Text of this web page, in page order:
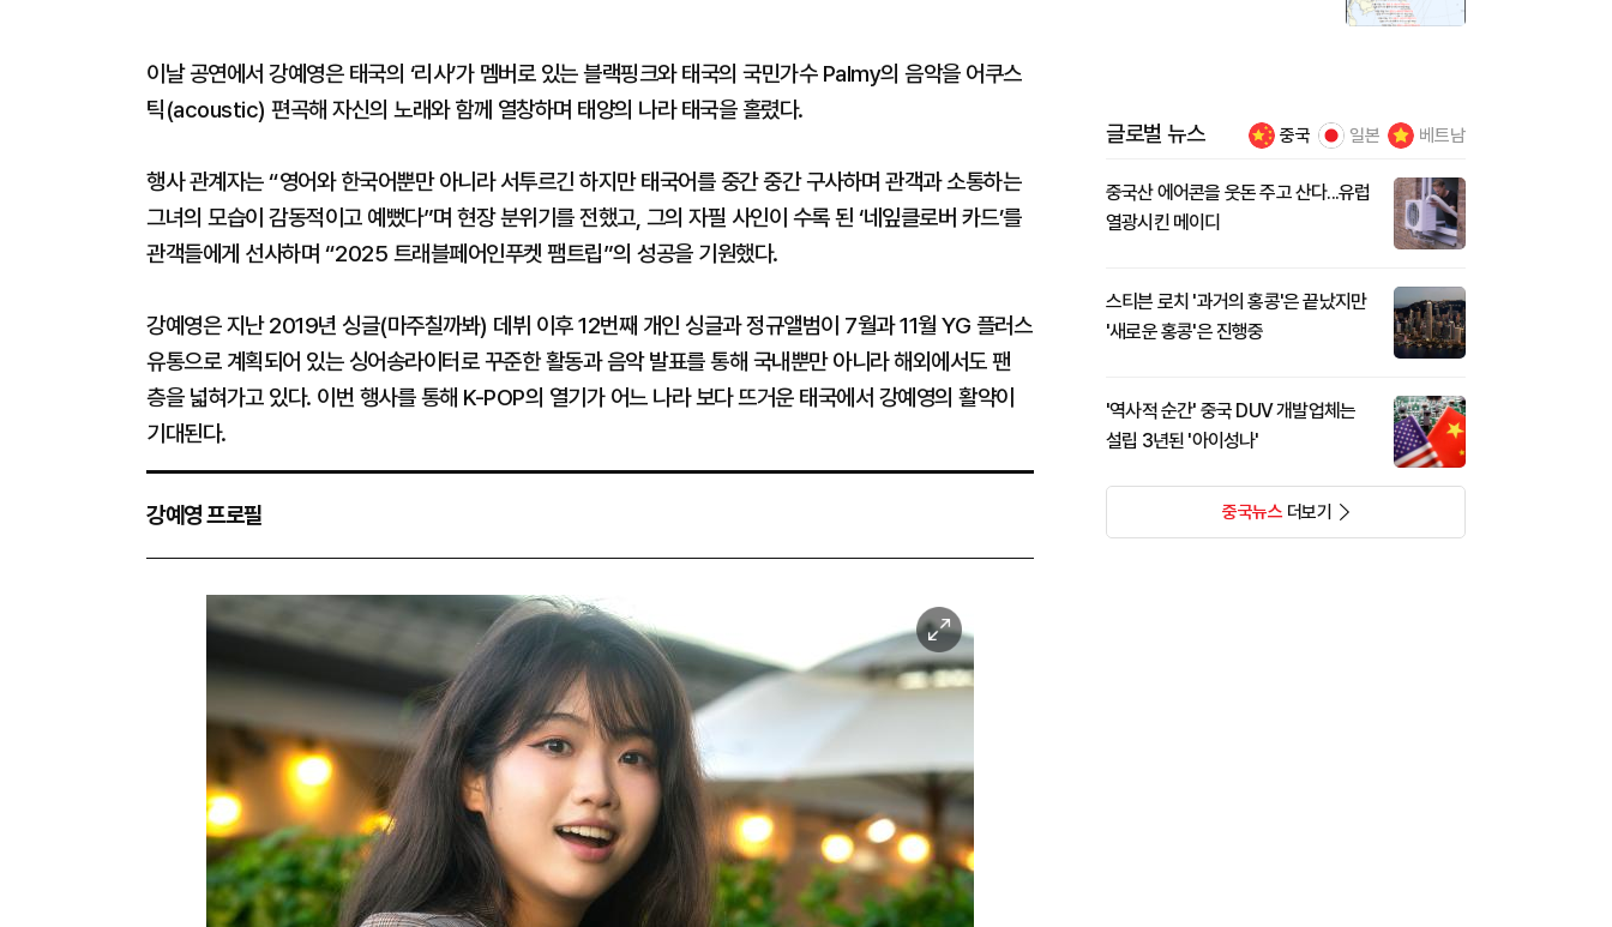
이날 공연에서 강예영은 태국의 ‘리사’가 멤버로 있는 블랙핑크와 태국의 국민가수 Palmy의 음악을 어쿠스
틱(acoustic) 편곡해 자신의 노래와 함께 열창하며 태양의 나라 태국을 홀렸다.
행사 관계자는 “영어와 한국어뿐만 아니라 서투르긴 하지만 태국어를 중간 중간 구사하며 관객과 소통하는
그녀의 모습이 감동적이고 예뻤다”며 현장 분위기를 전했고, 그의 자필 사인이 수록 된 ‘네잎클로버 카드’를
관객들에게 선사하며 “2025 트래블페어인푸켓 팸트립”의 성공을 기원했다.
강예영은 지난 2019년 싱글(마주칠까봐) 데뷔 이후 12번째 개인 싱글과 정규앨범이 7월과 11월 YG 플러스
유통으로 계획되어 있는 싱어송라이터로 꾸준한 활동과 음악 발표를 통해 국내뿐만 아니라 해외에서도 팬
층을 넓혀가고 있다. 이번 행사를 통해 K-POP의 열기가 어느 나라 보다 뜨거운 태국에서 강예영의 활약이
기대된다.
강예영 프로필
이
미
지
대
글로벌 뉴스 중국 일본 베트남
중국산 에어콘을 웃돈 주고 산다...유럽
열광시킨 메이디
스티븐 로치 '과거의 홍콩'은 끝났지만
'새로운 홍콩'은 진행중
'역사적 순간' 중국 DUV 개발업체는
설립 3년된 '아이성나'
중국뉴스더보기